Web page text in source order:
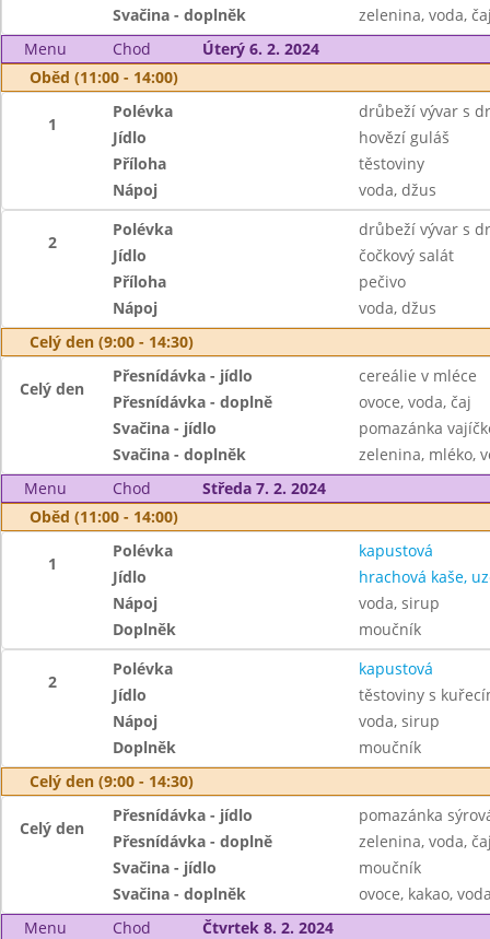
Svačina - doplněk
zelenina, voda,
Menu
Chod
Úterý 6. 2. 2024
Oběd (11:00 - 14:00)
1
Polévka
drůbeží vývar s
Jídlo
hovězí guláš
Příloha
těstoviny
Nápoj
voda, džus
2
Polévka
drůbeží vývar s
Jídlo
čočkový salát
Příloha
pečivo
Nápoj
voda, džus
Celý den (9:00 - 14:30)
Celý den
Přesnídávka - jídlo
cereálie v mléce
Přesnídávka - doplně
ovoce, voda, čaj
Svačina - jídlo
pomazánka
Svačina - doplněk
zelenina, mléko,
Menu
Chod
Středa 7. 2. 2024
Oběd (11:00 - 14:00)
1
Polévka
kapustová
Jídlo
hrachová kaše,
Nápoj
voda, sirup
Doplněk
moučník
2
Polévka
kapustová
Jídlo
těstoviny s
Nápoj
voda, sirup
Doplněk
moučník
Celý den (9:00 - 14:30)
Celý den
Přesnídávka - jídlo
pomazánka
Přesnídávka - doplně
zelenina, voda,
Svačina - jídlo
moučník
Svačina - doplněk
ovoce, kakao,
Menu
Chod
Čtvrtek 8. 2. 2024